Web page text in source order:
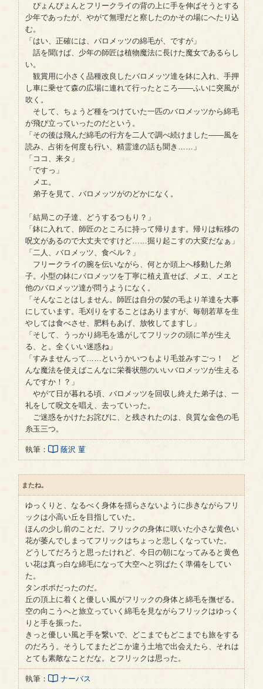
ぴょんぴょんとフリークライの背の上に手を伸ばそうとする
少年であったが、やがて無理だと察したのかその場にへたり込
む。
「はい、正確には、バロメッツの綿毛が、ですが」
話を聞けば、少年の師匠は植物魔法に長けた魔女であるらし
い。
観賞用に小さく品種改良したバロメッツ達を鉢に入れ、手押
し車に乗せて森の広場に連れて行ったところ――ふいに突風が
吹く。
そして、ちょうど種をつけていた一匹のバロメッツから綿毛
が飛び立っていったのだという。
「その後は飛んだ綿毛の行方を二人で調べ続けました――風を
読み、占術を何度も行い、精霊達の話も聞き……」
「ココ、来タ」
「ですっ」
メエ。
弟子を見て、バロメッツがのどかになく。
「結局この子達、どうするつもり？」
「鉢に入れて、師匠のところに持って帰ります。帰りは転移の
呪文があるので大丈夫ですけど……掘り起こすの大変だなぁ」
「二人、バロメッツ、食ベル？」
フリークライの腕を伝いながら、何とか頭上へ移動した弟
子。小型の鉢にバロメッツを丁寧に植え直せば、メエ、メエと
他のバロメッツ達が問うようになく。
「そんなことはしません。師匠は自分の髪の毛より羊達を大事
にしています。毛刈りをすることはありますが、毎朝若草を生
やしては食べさせ、肥料もあげ、放牧してますし」
「そして、うっかり綿毛を逃がしてフリックの頭に羊が生え
る、と。全くいい迷惑ね」
「すみませんって……というかいつもより毛並みすごっ！ ど
んな魔法を使えばこんなに栄養状態のいいバロメッツが生える
んですか！？」
やがて日が暮れる頃、バロメッツを回収し終えた弟子は、一
礼をして呪文を唱え、去っていった。
ご迷惑をかけたお詫びに、と残されたのは、良質な金色の毛
糸玉三つ。
執筆： 蔭沢 菫
またね。
ゆっくりと、なるべく身体を揺らさないように歩きながらフリ
ックは小高い丘を目指していた。
ほんの少し前のことだ。フリックの身体に咲いた小さな黄色い
花が萎んでしまってフリックはちょっと悲しくなっていた。
どうしてだろうと思ったけれど、今日の朝になってみると黄色
い花は真っ白な綿毛になって大空へと羽ばたく準備をしてい
た。
タンポポだったのだ。
丘の頂上に着くと優しい風がフリックの身体と綿毛を撫ぜる。
空の向こうへと旅立っていく綿毛を見ながらフリックはゆっく
りと手を振った。
きっと優しい風と手を繋いで、どこまでもどこまでも旅をする
のだろう。そうしてまたどこか違う土地で出会えたら、それは
とても素敵なことだな。とフリックは思った。
執筆： ナーバス